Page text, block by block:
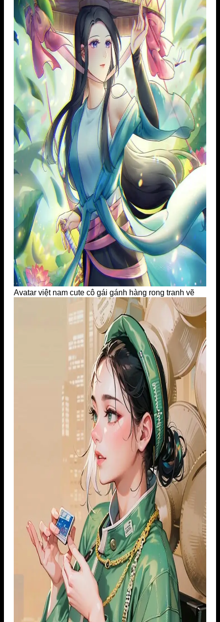
Avatar việt nam cute cô gái gánh hàng rong tranh vẽ